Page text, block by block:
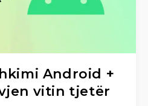
Android +
vitin tjetër